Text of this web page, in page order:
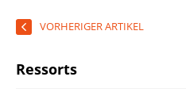
VORHERIGER ARTIKEL
Ressorts